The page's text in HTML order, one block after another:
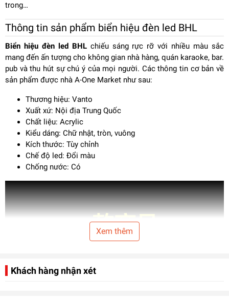
trong…
Thông tin sản phẩm biển hiệu đèn led BHL
Biển hiệu đèn led BHLchiếu sáng rực rỡ với nhiều màu sắc
mang đến ấn tượng cho không gian nhà hàng, quán karaoke, bar.
pub và thu hút sự chú ý của mọi người. Các thông tin cơ bản về
sản phẩm được nhà A-One Market như sau:
Thương hiệu: Vanto
Xuất xứ: Nội địa Trung Quốc
Chất liệu: Acrylic
Kiểu dáng: Chữ nhật, tròn, vuông
Kích thước: Tùy chỉnh
Chế độ led: Đổi màu
Chống nước: Có
Xem thêm
Khách hàng nhận xét